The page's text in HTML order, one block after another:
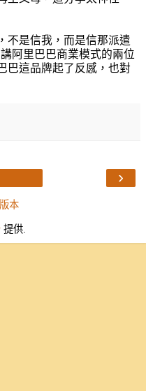
不是信我，而是信那派遣
阿里巴巴商業模式的兩位
巴這品牌起了反感，也對
›
本
提供.